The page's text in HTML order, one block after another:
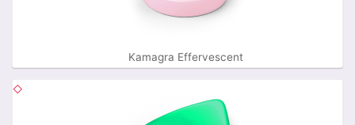
Kamagra Effervescent